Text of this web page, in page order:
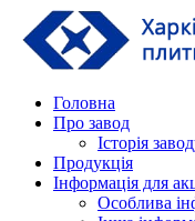
Перейти
до
вмісту
Головна
Про завод
Історія
Продукція
Інформація для
Особлива